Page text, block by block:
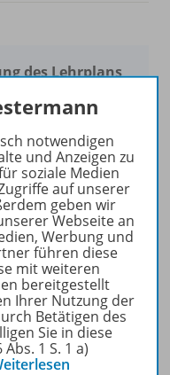
des Lehrplans
aktualisieren
breites
erwarten Sie
und
digitale
erfahren
notwendigen
und Anzeigen zu
soziale Medien
auf unserer
geben wir
Webseite an
Werbung und
führen diese
mit weiteren
bereitgestellt
Ihrer Nutzung der
Betätigen des
Sie in diese
1 S. 1 a)